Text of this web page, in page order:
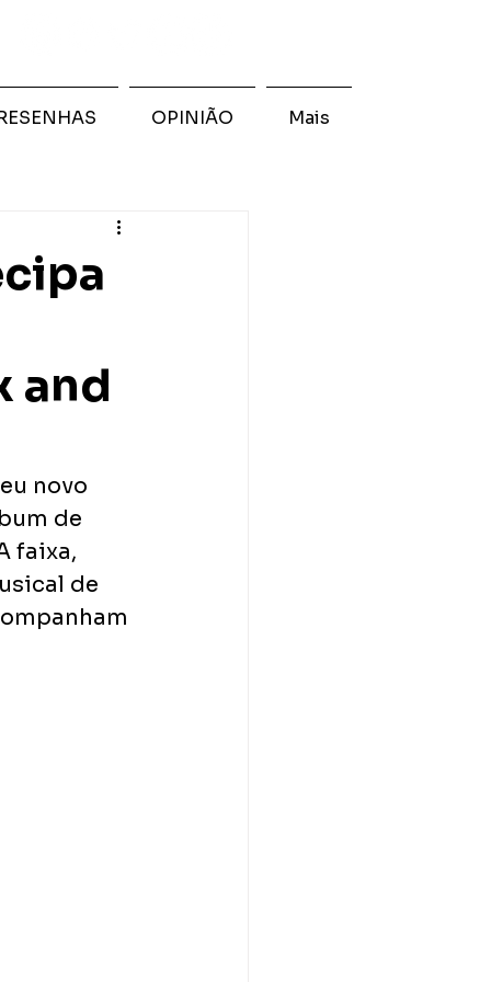
and
novo
de
faixa,
de
OPINIÃO Mais